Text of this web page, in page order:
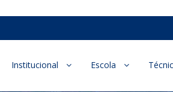
Institucional Escola